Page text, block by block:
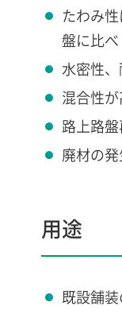
たわみ
盤に比
水密性、
混合性
路上路
廃材の発
用途
既設舗